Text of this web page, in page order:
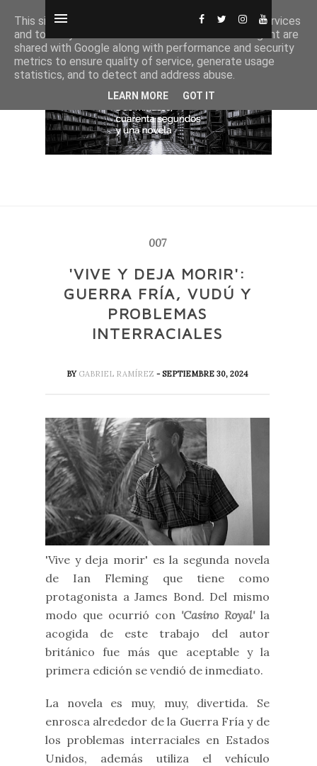
007
'VIVE Y DEJA MORIR':
GUERRA FRÍA, VUDÚ Y
PROBLEMAS
INTERRACIALES
BY GABRIEL RAMÍREZ- SEPTIEMBRE 30, 2024
'Vive y deja morir' es la segunda novela
de Ian Fleming que tiene como
protagonista a James Bond. Del mismo
modo que ocurrió con 'Casino Royal'la
acogida de este trabajo del autor
británico fue más que aceptable y la
primera edición se vendió de inmediato.
La novela es muy, muy, divertida. Se
enrosca alrededor de la Guerra Fría y de
los problemas interraciales en Estados
Unidos, además utiliza el vehículo
This site uses cookies from Google to deliver its services
and to analyze traffic. Your IP address and user-agent are
shared with Google along with performance and security
metrics to ensure quality of service, generate usage
statistics, and to detect and address abuse.
LEARN MORE GOT IT